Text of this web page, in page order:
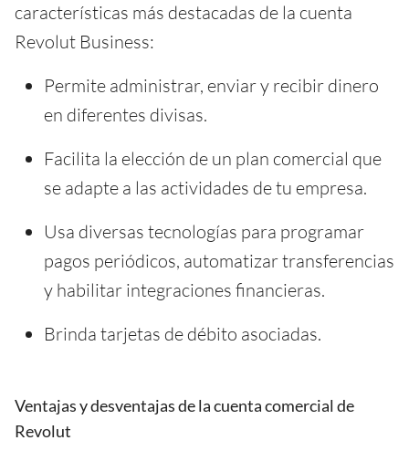
características más destacadas de la cuenta
Revolut Business:
Permite administrar, enviar y recibir dinero
en diferentes divisas.
Facilita la elección de un plan comercial que
se adapte a las actividades de tu empresa.
Usa diversas tecnologías para programar
pagos periódicos, automatizar transferencias
y habilitar integraciones financieras.
Brinda tarjetas de débito asociadas.
Ventajas y desventajas de la cuenta comercial de
Revolut